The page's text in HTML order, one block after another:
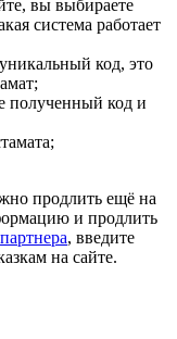
вы выбираете
система работает
код, это
полученный код и
продлить ещё на
и продлить
партнера, введите
на сайте.